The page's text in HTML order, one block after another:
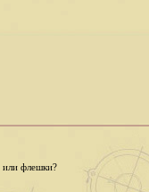
или флешки?